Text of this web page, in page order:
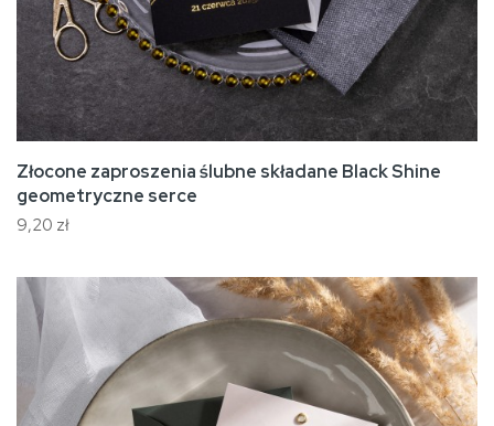
Złocone zaproszenia ślubne składane Black Shine
geometryczne serce
9,20 zł